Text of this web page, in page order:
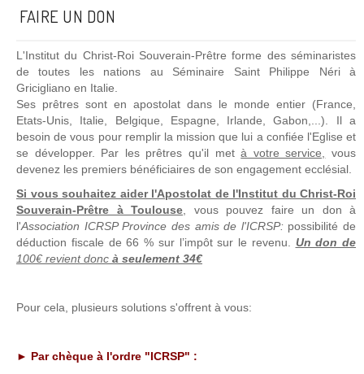
FAIRE UN DON
L'Institut du Christ-Roi Souverain-Prêtre forme des séminaristes
de toutes les nations au Séminaire Saint Philippe Néri à
Gricigliano en Italie.
Ses prêtres sont en apostolat dans le monde entier (France,
Etats-Unis, Italie, Belgique, Espagne, Irlande, Gabon,...). Il a
besoin de vous pour remplir la mission que lui a confiée l'Eglise et
se développer. Par les prêtres qu'il metà votre service, vous
devenez les premiers bénéficiaires de son engagement ecclésial.
Si vous souhaitez aider l'Apostolat de l'Institut du Christ-Roi
Souverain-Prêtre à Toulouse, vous pouvez faire un don à
l'Association ICRSP Province des amis de l'ICRSP: possibilité de
déduction fiscale de 66 % sur l’impôt sur le revenu. Un don de
100€ revient donc à seulement 34€
Pour cela, plusieurs solutions s'offrent à vous:
► Par chèque à l'ordre "ICRSP" :